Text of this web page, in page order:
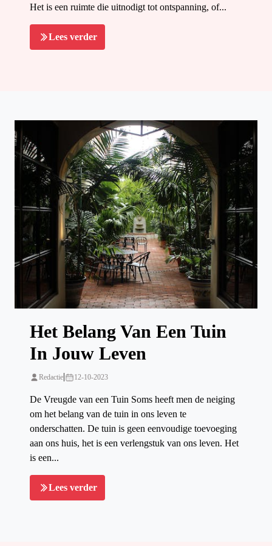
Het is een ruimte die uitnodigt tot ontspanning, of...
Lees verder
Het Belang Van Een Tuin
In Jouw Leven
Redactie| 12-10-2023
De Vreugde van een Tuin Soms heeft men de neiging
om het belang van de tuin in ons leven te
onderschatten. De tuin is geen eenvoudige toevoeging
aan ons huis, het is een verlengstuk van ons leven. Het
is een...
Lees verder